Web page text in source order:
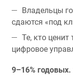
Владельцы
сдаются «под
Те, кто ценит
цифровое
9–16%